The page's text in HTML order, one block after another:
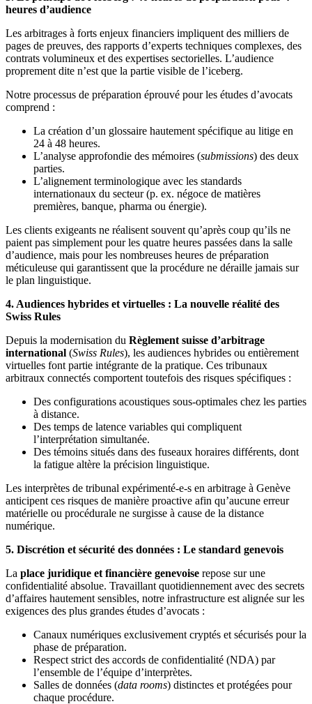
heures d’audience
Les arbitrages à forts enjeux financiers impliquent des milliers de
pages de preuves, des rapports d’experts techniques complexes, des
contrats volumineux et des expertises sectorielles. L’audience
proprement dite n’est que la partie visible de l’iceberg.
Notre processus de préparation éprouvé pour les études d’avocats
comprend :
La création d’un glossaire hautement spécifique au litige en
24 à 48 heures.
L’analyse approfondie des mémoires (submissions) des deux
parties.
L’alignement terminologique avec les standards
internationaux du secteur (p. ex. négoce de matières
premières, banque, pharma ou énergie).
Les clients exigeants ne réalisent souvent qu’après coup qu’ils ne
paient pas simplement pour les quatre heures passées dans la salle
d’audience, mais pour les nombreuses heures de préparation
méticuleuse qui garantissent que la procédure ne déraille jamais sur
le plan linguistique.
4. Audiences hybrides et virtuelles : La nouvelle réalité des
Swiss Rules
Depuis la modernisation du Règlement suisse d’arbitrage
international (Swiss Rules), les audiences hybrides ou entièrement
virtuelles font partie intégrante de la pratique. Ces tribunaux
arbitraux connectés comportent toutefois des risques spécifiques :
Des configurations acoustiques sous-optimales chez les parties
à distance.
Des temps de latence variables qui compliquent
l’interprétation simultanée.
Des témoins situés dans des fuseaux horaires différents, dont
la fatigue altère la précision linguistique.
Les interprètes de tribunal expérimenté‑e‑s en arbitrage à Genève
anticipent ces risques de manière proactive afin qu’aucune erreur
matérielle ou procédurale ne surgisse à cause de la distance
numérique.
5. Discrétion et sécurité des données : Le standard genevois
La place juridique et financière genevoise repose sur une
confidentialité absolue. Travaillant quotidiennement avec des secrets
d’affaires hautement sensibles, notre infrastructure est alignée sur les
exigences des plus grandes études d’avocats :
Canaux numériques exclusivement cryptés et sécurisés pour la
phase de préparation.
Respect strict des accords de confidentialité (NDA) par
l’ensemble de l’équipe d’interprètes.
Salles de données (data rooms) distinctes et protégées pour
chaque procédure.